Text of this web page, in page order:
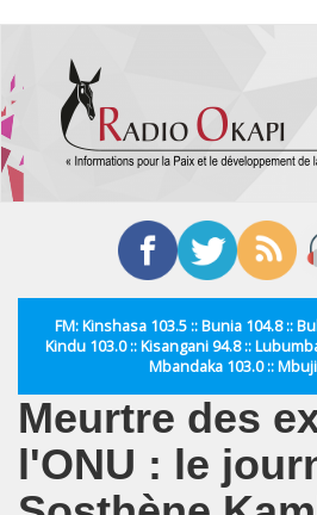
contenu
principal
FM: Kinshasa 103.5 :: Bunia 104.8 ::
Kindu 103.0 :: Kisangani 94.8 ::
Mbandaka 103.0 ::
Meurtre des
l'ONU : le